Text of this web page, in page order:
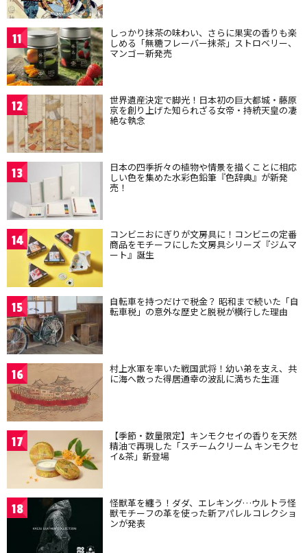
11 しっかり抹茶の味わい、さらに果実の香りも楽
しめる「無糖フレーバー抹茶」ストロベリー、
マンゴー新発売
12 世界遺産決定で脚光！日本初の巨大都城・藤原
京を創り上げた知られざる女帝・持統天皇の凄
絶な執念
13 日本の四季折々の植物や情景を描くことに相応
しい色を集めた水彩色鉛筆『色辞典』が新発
売！
14 コンビニおにぎりが文房具に！コンビニの定番
商品をモチーフにした文房具シリーズ『ジムマ
ート』誕生
15 自転車を持つだけで税金？ 昭和まで続いた「自
転車税」の意外な歴史と脱税が横行した理由
16 村上水軍を率いた戦国武将！幼い弟を支え、共
に海へ散った得居通幸の波乱に満ちた生涯
17 【季節・数量限定】キンモクセイの香りを天然
精油で再現した「スチームクリーム キンモクセ
イ&茶」新登場
18 怪獣革を纏う！ダダ、エレキング…ウルトラ怪
獣モチーフの革を使った新アパレルコレクショ
ンが発表